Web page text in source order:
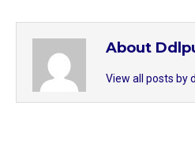
About
View all posts by